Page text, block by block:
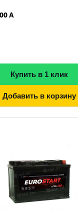
A
Купить в 1 клик
Добавить в корзину